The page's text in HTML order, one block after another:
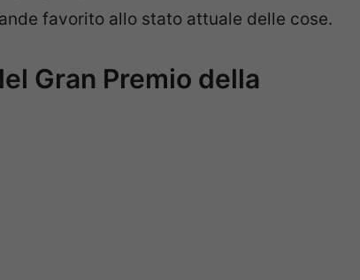
favorito allo stato attuale delle cose.
Gran Premio della